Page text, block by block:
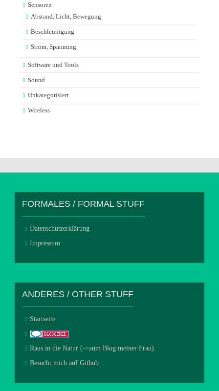
Sensoren
Abstand, Licht, Bewegung
Beschleunigung
Strom, Spannung
Software und Tools
Sound
Unkategorisiert
Wireless
FORMALES / FORMAL STUFF
Datenschutzerklärung
Impressum
ANDERES / OTHER STUFF
Startseite
Raus in die Natur (->zum Blog meiner Frau).
Besucht mich auf Github